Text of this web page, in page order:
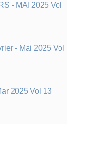
- MAI 2025 Vol
- Mai 2025 Vol
2025 Vol 13